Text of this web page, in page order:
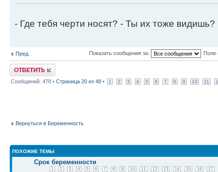
- Где тебя черти носят? - Ты их тоже видишь?
Пред. Показать сообщения за: Поле
Ответить
Сообщений: 478 • Страница 20 из 48 • 1 2 3 4 5 6 7 8 9 10 11
Вернуться в Беременность
ПОХОЖИЕ ТЕМЫ
Срок беременности
1 2 3 4 5 6 7 8 9 10 11 12 13 14 15 16
17